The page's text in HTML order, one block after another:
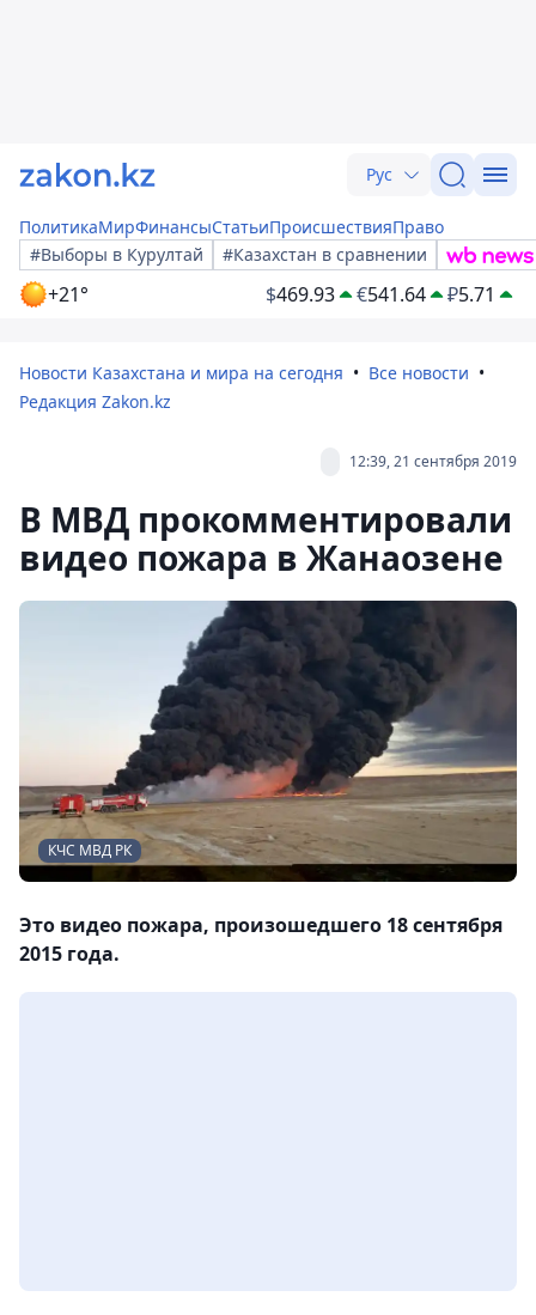
Рус
ПолитикаМирФинансыСтатьиПроисшествияПраво
#Выборы в Курултай
#Казахстан в сравнении
+21° $469.93 €541.64 ₽5.71
Новости Казахстана и мира на сегодня
Все новости
Редакция Zakon.kz
12:39, 21 сентября 2019
В МВД прокомментировали
видео пожара в Жанаозене
КЧС МВД РК
Это видео пожара, произошедшего 18 сентября
2015 года.